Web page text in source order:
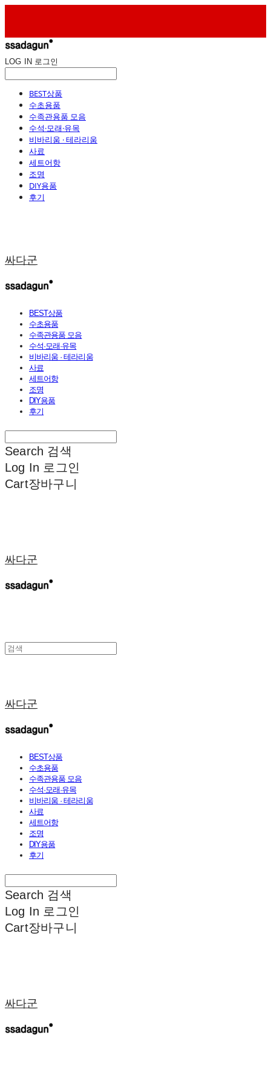
LOG IN 로그인
BEST상품
수초용품
수족관용품 모음
수석·모래·유목
비바리움 · 테라리움
사료
세트어항
조명
DIY용품
후기
싸다군
BEST상품
수초용품
수족관용품 모음
수석·모래·유목
비바리움 · 테라리움
사료
세트어항
조명
DIY용품
후기
Search 검색
Log In 로그인
Cart장바구니
싸다군
싸다군
BEST상품
수초용품
수족관용품 모음
수석·모래·유목
비바리움 · 테라리움
사료
세트어항
조명
DIY용품
후기
Search 검색
Log In 로그인
Cart장바구니
싸다군